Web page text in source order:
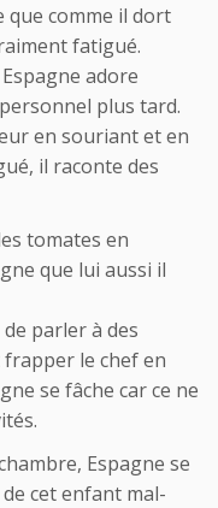
que comme il dort
fatigué.
adore
plus tard.
en souriant et en
il raconte des
tomates en
que lui aussi il
parler à des
le chef en
se fâche car ce ne
Espagne se
cet enfant mal-